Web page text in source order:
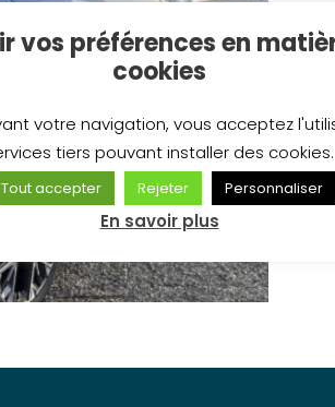
vos préférences en
cookies
votre navigation, vous acceptez
tiers pouvant installer des cookies.
Tout accepter Rejeter Personnaliser
En savoir plus